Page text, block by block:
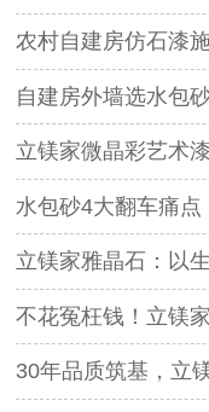
农村自建房仿石漆施
自建房外墙选水包砂
立镁家微晶彩艺术
水包砂4大翻车痛点
立镁家雅晶石：以
不花冤枉钱！立镁
30年品质筑基，立镁